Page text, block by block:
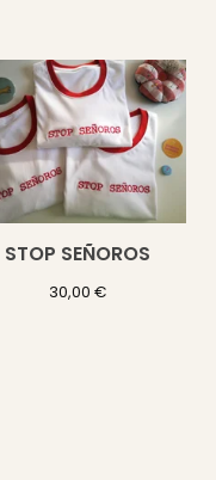
STOP SEÑOROS
30,00 €